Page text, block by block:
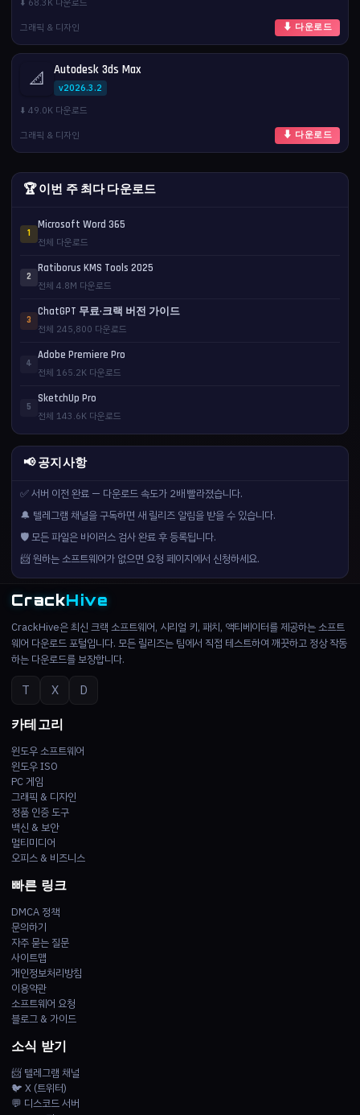
⬇️ 68.3K 다운로드
그래픽 & 디자인
⬇ 다운로드
📐 Autodesk 3ds Max
v2026.3.2
⬇️ 49.0K 다운로드
그래픽 & 디자인
⬇ 다운로드
🏆 이번 주 최다 다운로드
1
Microsoft Word 365
전체 다운로드
2
Ratiborus KMS Tools 2025
전체 4.8M 다운로드
3
ChatGPT 무료·크랙 버전 가이드
전체 245,800 다운로드
4
Adobe Premiere Pro
전체 165.2K 다운로드
5
SketchUp Pro
전체 143.6K 다운로드
📢 공지사항
✅ 서버 이전 완료 — 다운로드 속도가 2배 빨라졌습니다.
🔔 텔레그램 채널을 구독하면 새 릴리즈 알림을 받을 수 있습니다.
🛡️ 모든 파일은 바이러스 검사 완료 후 등록됩니다.
📨 원하는 소프트웨어가 없으면 요청 페이지에서 신청하세요.
CrackHive
CrackHive은 최신 크랙 소프트웨어, 시리얼 키, 패치, 액티베이터를 제공하는 소프트
웨어 다운로드 포털입니다. 모든 릴리즈는 팀에서 직접 테스트하여 깨끗하고 정상 작동
하는 다운로드를 보장합니다.
T X D
카테고리
윈도우 소프트웨어
윈도우 ISO
PC 게임
그래픽 & 디자인
정품 인증 도구
백신 & 보안
멀티미디어
오피스 & 비즈니스
빠른 링크
DMCA 정책
문의하기
자주 묻는 질문
사이트맵
개인정보처리방침
이용약관
소프트웨어 요청
블로그 & 가이드
소식 받기
📨 텔레그램 채널
🐦 X (트위터)
💬 디스코드 서버